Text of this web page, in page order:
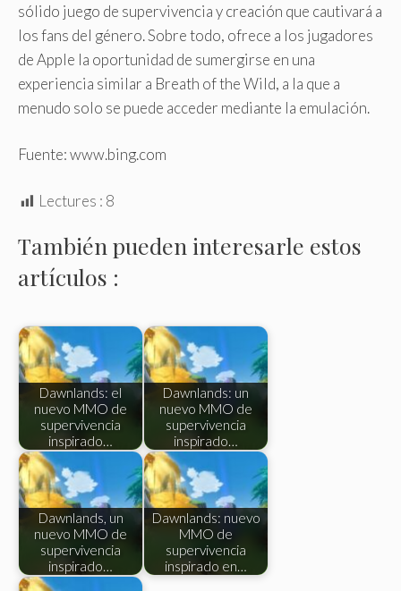
sólido juego de supervivencia y creación que cautivará a
los fans del género. Sobre todo, ofrece a los jugadores
de Apple la oportunidad de sumergirse en una
experiencia similar a Breath of the Wild, a la que a
menudo solo se puede acceder mediante la emulación.
Fuente: www.bing.com
Lectures : 8
También pueden interesarle estos
artículos :
Dawnlands: el
nuevo MMO de
supervivencia
inspirado…
Dawnlands: un
nuevo MMO de
supervivencia
inspirado…
Dawnlands, un
nuevo MMO de
supervivencia
inspirado…
Dawnlands: nuevo
MMO de
supervivencia
inspirado en…